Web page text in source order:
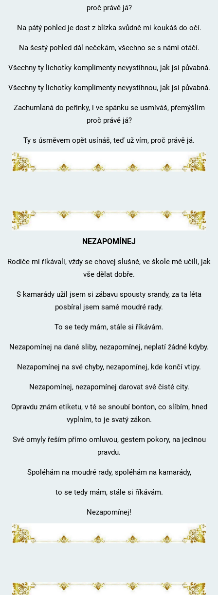
proč právě já?
Na pátý pohled je dost z blízka svůdně mi koukáš do očí.
Na šestý pohled dál nečekám, všechno se s námi otáčí.
Všechny ty lichotky komplimenty nevystihnou, jak jsi půvabná.
Všechny ty lichotky komplimenty nevystihnou, jak jsi půvabná.
Zachumlaná do peřinky, i ve spánku se usmíváš, přemýšlím
proč právě já?
Ty s úsměvem opět usínáš, teď už vím, proč právě já.
NEZAPOMÍNEJ
Rodiče mi říkávali, vždy se chovej slušně, ve škole mě učili, jak
vše dělat dobře.
S kamarády užil jsem si zábavu spousty srandy, za ta léta
posbíral jsem samé moudré rady.
To se tedy mám, stále si říkávám.
Nezapomínej na dané sliby, nezapomínej, neplatí žádné kdyby.
Nezapomínej na své chyby, nezapomínej, kde končí vtipy.
Nezapomínej, nezapomínej darovat své čisté city.
Opravdu znám etiketu, v té se snoubí bonton, co slíbím, hned
vyplním, to je svatý zákon.
Své omyly řeším přímo omluvou, gestem pokory, na jedinou
pravdu.
Spoléhám na moudré rady, spoléhám na kamarády,
to se tedy mám, stále si říkávám.
Nezapomínej!